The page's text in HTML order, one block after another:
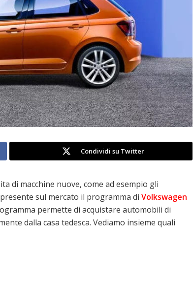
Condividi su Twitter
di macchine nuove, come ad esempio gli
sul mercato il programma di Volkswagen
permette di acquistare automobili di
dalla casa tedesca. Vediamo insieme quali